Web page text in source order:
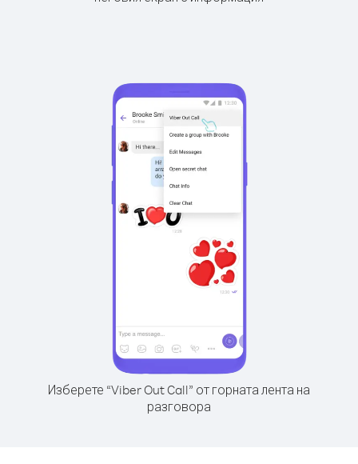
Изберете “Viber Out Call” от горната лента на
разговора